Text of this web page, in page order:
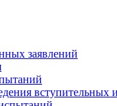
заявлений
вступительных